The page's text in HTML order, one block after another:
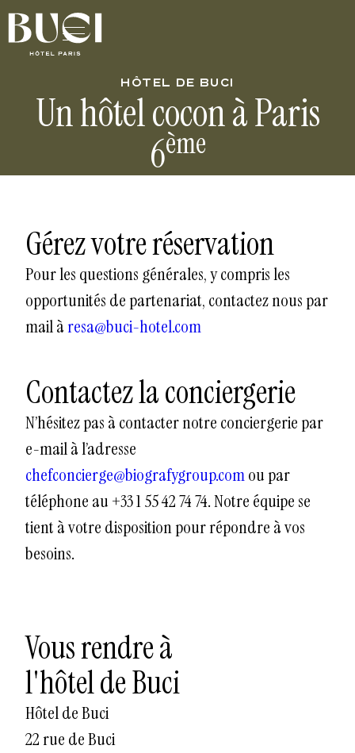
HÔTEL DE BUCI
Un hôtel cocon à Paris
6ème
Gérez votre réservation
Pour les questions générales, y compris les
opportunités de partenariat, contactez nous par
mail àresa@buci-hotel.com
Contactez la conciergerie
N’hésitez pas à contacter notre conciergerie par
e-mail à l’adresse
chefconcierge@biografygroup.comou par
téléphone au +33 1 55 42 74 74. Notre équipe se
tient à votre disposition pour répondre à vos
besoins.
Vous rendre à
l'hôtel de Buci
Hôtel de Buci
22 rue de Buci